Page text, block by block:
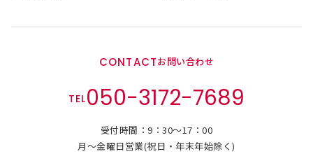
CONTACTお問い合わせ
TEL050-3172-7689
受付時間：9：30～17：00
月～金曜日営業(祝日・年末年始除く)